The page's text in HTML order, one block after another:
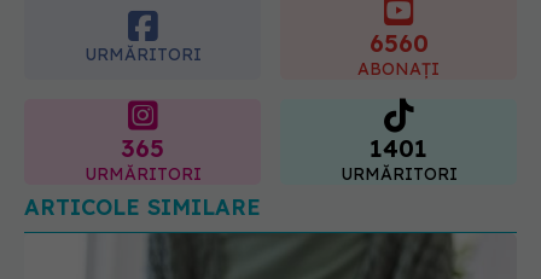
URMĂRITORI
1401
URMĂRITORI
ARTICOLE SIMILARE